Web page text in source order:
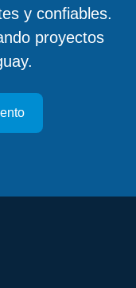
y confiables.
proyectos